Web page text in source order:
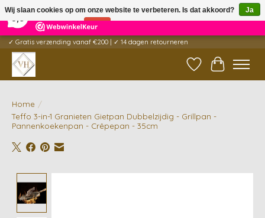
5 Reviews ×
✓ Gratis verzending vanaf €200 | ✓ 14 dagen retourneren
Verlanglijst
Home /
Teffo 3-in-1 Granieten Gietpan Dubbelzijdig - Grillpan -
Pannenkoekenpan - Crêpepan - 35cm
Wij slaan cookies op om onze website te verbeteren. Is dat akkoord?
Ja
Nee